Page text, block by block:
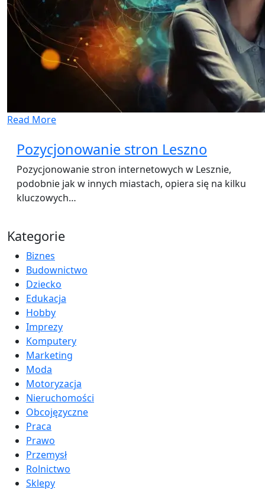
Read More
Pozycjonowanie stron Leszno
Pozycjonowanie stron internetowych w Lesznie,
podobnie jak w innych miastach, opiera się na kilku
kluczowych…
Kategorie
Biznes
Budownictwo
Dziecko
Edukacja
Hobby
Imprezy
Komputery
Marketing
Moda
Motoryzacja
Nieruchomości
Obcojęzyczne
Praca
Prawo
Przemysł
Rolnictwo
Sklepy